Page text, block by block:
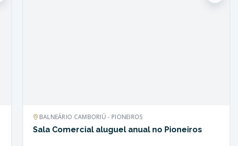
BALNEÁRIO CAMBORIÚ - PIONEIROS
Sala Comercial aluguel anual no Pioneiros